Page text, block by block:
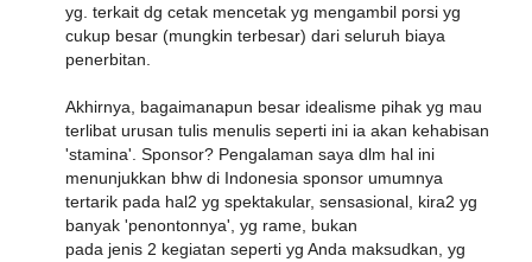
yg. terkait dg cetak mencetak yg mengambil porsi yg
cukup besar (mungkin terbesar) dari seluruh biaya
penerbitan.
Akhirnya, bagaimanapun besar idealisme pihak yg mau
terlibat urusan tulis menulis seperti ini ia akan kehabisan
'stamina'. Sponsor? Pengalaman saya dlm hal ini
menunjukkan bhw di Indonesia sponsor umumnya
tertarik pada hal2 yg spektakular, sensasional, kira2 yg
banyak 'penontonnya', yg rame, bukan
pada jenis 2 kegiatan seperti yg Anda maksudkan, yg